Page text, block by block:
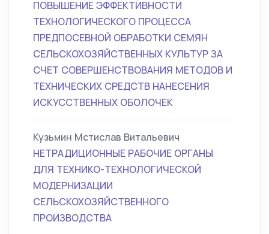
ПОВЫШЕНИЕ ЭФФЕКТИВНОСТИ
ТЕХНОЛОГИЧЕСКОГО ПРОЦЕССА
ПРЕДПОСЕВНОЙ ОБРАБОТКИ СЕМЯН
СЕЛЬСКОХОЗЯЙСТВЕННЫХ КУЛЬТУР ЗА
СЧЕТ СОВЕРШЕНСТВОВАНИЯ МЕТОДОВ И
ТЕХНИЧЕСКИХ СРЕДСТВ НАНЕСЕНИЯ
ИСКУССТВЕННЫХ ОБОЛОЧЕК
Кузьмин Мстислав Витальевич
НЕТРАДИЦИОННЫЕ РАБОЧИЕ ОРГАНЫ
ДЛЯ ТЕХНИКО-ТЕХНОЛОГИЧЕСКОЙ
МОДЕРНИЗАЦИИ
СЕЛЬСКОХОЗЯЙСТВЕННОГО
ПРОИЗВОДСТВА